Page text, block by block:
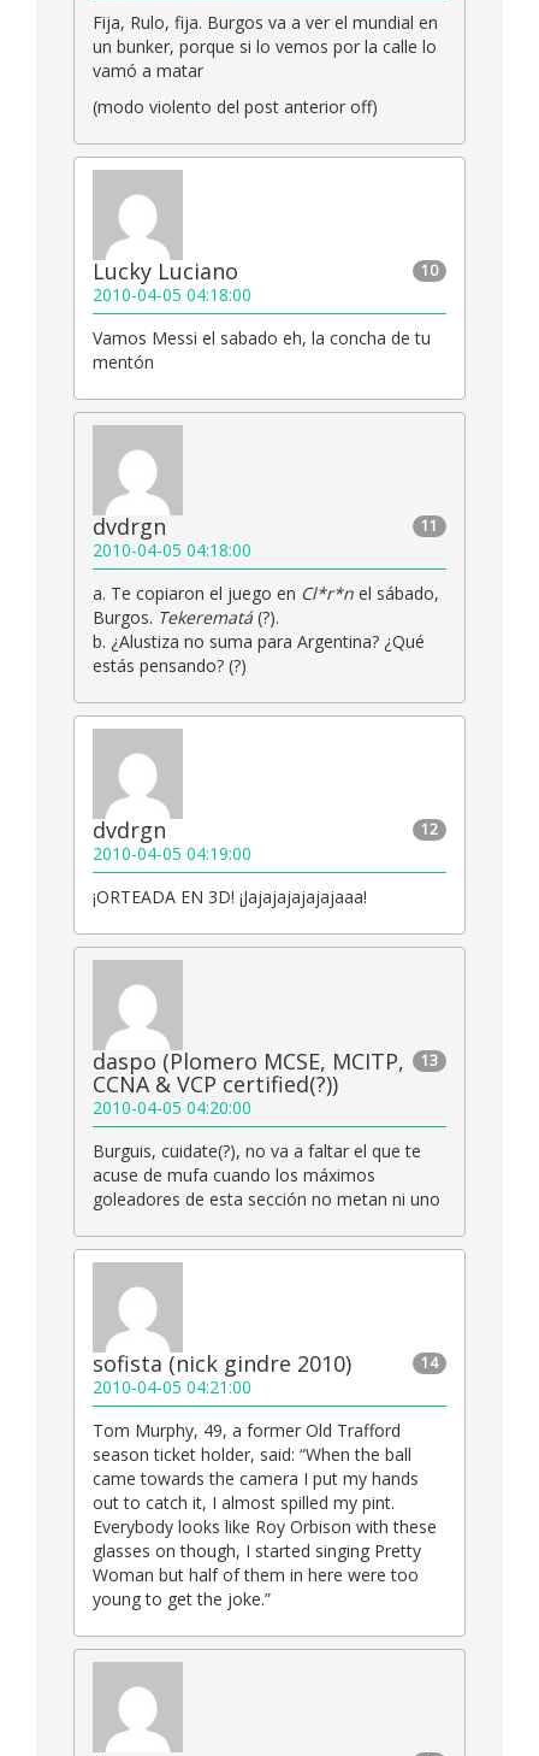
Fija, Rulo, fija. Burgos va a ver el mundial en
un bunker, porque si lo vemos por la calle lo
vamó a matar
(modo violento del post anterior off)
10
Lucky Luciano
2010-04-05 04:18:00
Vamos Messi el sabado eh, la concha de tu
mentón
11
dvdrgn
2010-04-05 04:18:00
a. Te copiaron el juego en Cl*r*n el sábado,
Burgos. Tekerematá(?).
b. ¿Alustiza no suma para Argentina? ¿Qué
estás pensando? (?)
12
dvdrgn
2010-04-05 04:19:00
¡ORTEADA EN 3D! ¡Jajajajajajajaaa!
13
daspo (Plomero MCSE, MCITP,
CCNA & VCP certified(?))
2010-04-05 04:20:00
Burguis, cuidate(?), no va a faltar el que te
acuse de mufa cuando los máximos
goleadores de esta sección no metan ni uno
14
sofista (nick gindre 2010)
2010-04-05 04:21:00
Tom Murphy, 49, a former Old Trafford
season ticket holder, said: “When the ball
came towards the camera I put my hands
out to catch it, I almost spilled my pint.
Everybody looks like Roy Orbison with these
glasses on though, I started singing Pretty
Woman but half of them in here were too
young to get the joke.”